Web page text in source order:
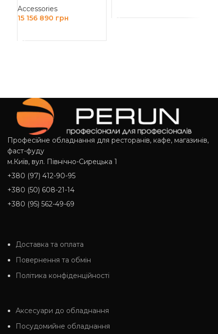
Accessories
15 156 890 грн
Професійне обладнання для ресторанів, кафе, магазинів,
фаст-фуду
м.Київ, вул. Північно-Сирецька 1
+380 (97) 412-90-95
+380 (50) 608-21-14
+380 (95) 562-49-69
Доставка та оплата
Повернення та обмін
Політика конфіденційності
Аксесуари до обладнання
Посудомийне обладнання